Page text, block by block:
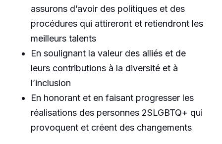
assurons d’avoir des politiques et des
procédures qui attireront et retiendront les
meilleurs talents
En soulignant la valeur des alliés et de
leurs contributions à la diversité et à
l’inclusion
En honorant et en faisant progresser les
réalisations des personnes 2SLGBTQ+ qui
provoquent et créent des changements